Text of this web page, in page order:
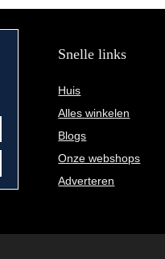
Snelle links
Huis
Alles winkelen
Blogs
Onze webshops
Adverteren